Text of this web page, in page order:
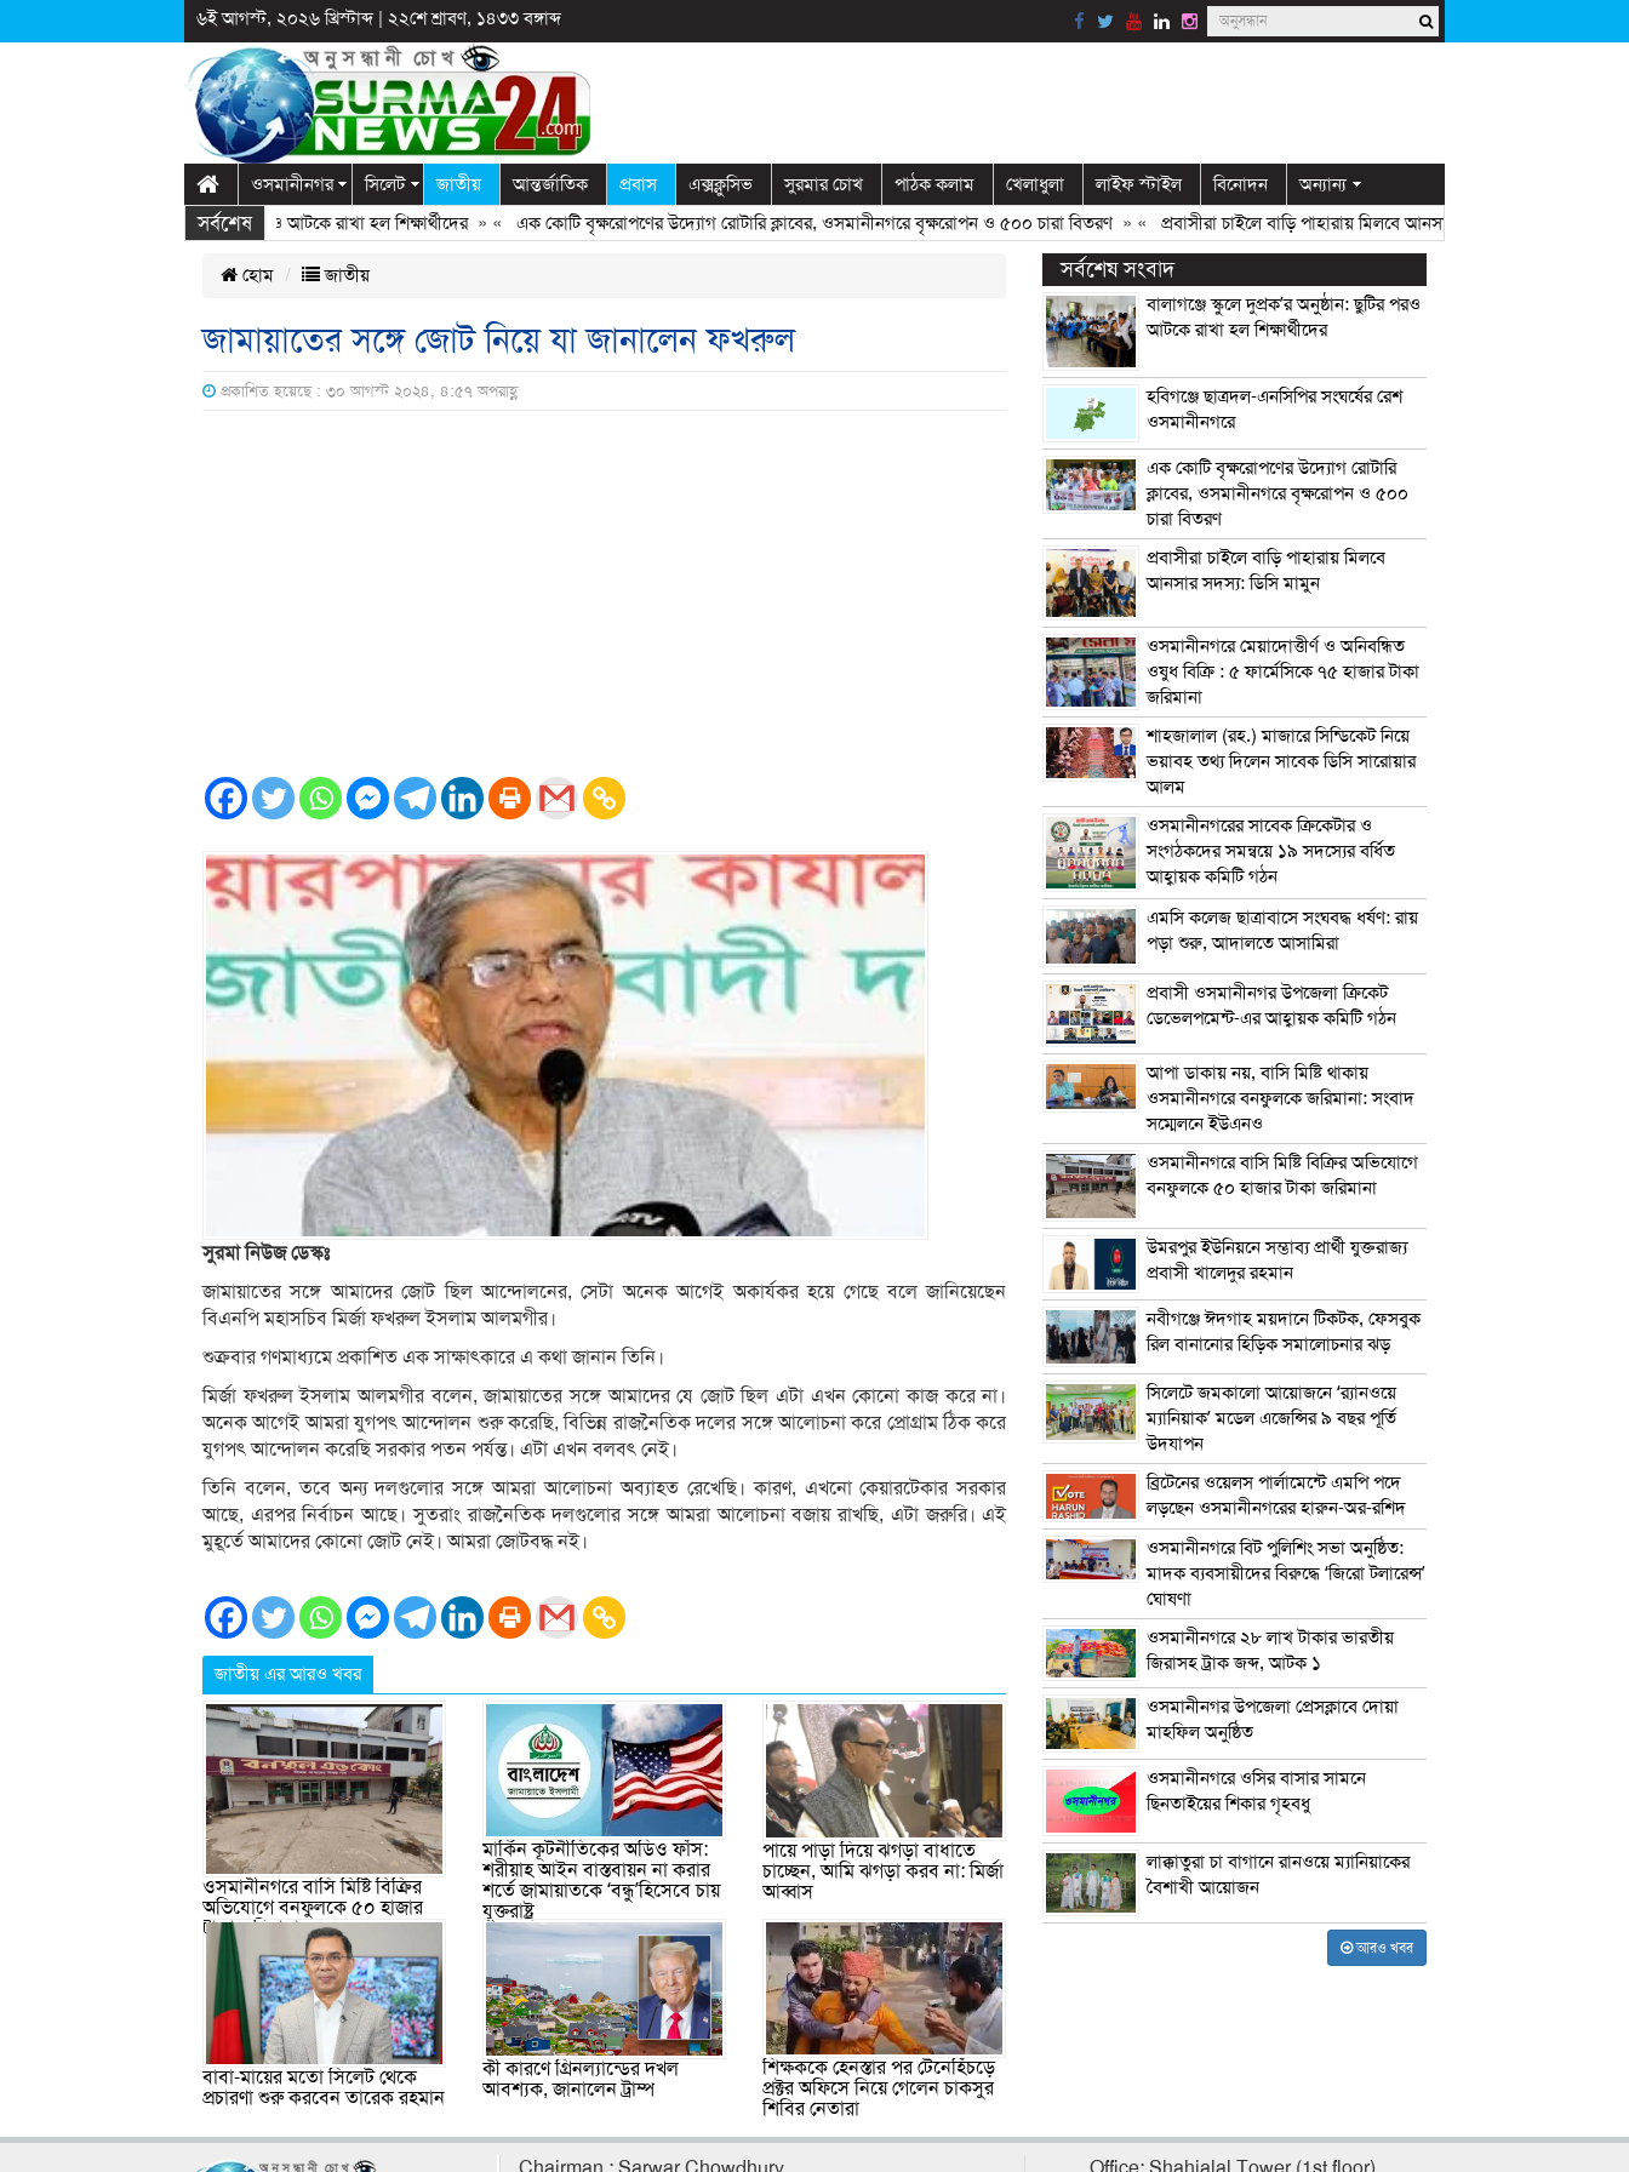
৬ই আগস্ট, ২০২৬ খ্রিস্টাব্দ| ২২শে শ্রাবণ, ১৪৩৩ বঙ্গাব্দ
ওসমানীনগর সিলেট জাতীয় আন্তর্জাতিক প্রবাস এক্সক্লুসিভ সুরমার চোখ পাঠক কলাম খেলাধুলা লাইফ স্টাইল বিনোদন অন্যান্য
সর্বশেষ
স্কুলে দুপ্রক’র অনুষ্ঠান: ছুটির পরও আটকে রাখা হল শিক্ষার্থীদের» «এক কোটি বৃক্ষরোপণের উদ্যোগ রোটারি ক্লাবের, ওসমানীনগরে বৃক্ষরোপন ও ৫০০ চারা বিতরণ» «প্রবাসীরা চাইলে বাড়ি পাহারায় মিলবে আনসার সদস্য: ডিসি মামুন
হোম জাতীয়
জামায়াতের সঙ্গে জোট নিয়ে যা জানালেন ফখরুল
প্রকাশিত হয়েছে : ৩০ আগস্ট ২০২৪, ৪:৫৭ অপরাহ্ণ
সুরমা নিউজ ডেস্কঃ
জামায়াতের সঙ্গে আমাদের জোট ছিল আন্দোলনের, সেটা অনেক আগেই অকার্যকর হয়ে গেছে বলে জানিয়েছেন
বিএনপি মহাসচিব মির্জা ফখরুল ইসলাম আলমগীর।
শুক্রবার গণমাধ্যমে প্রকাশিত এক সাক্ষাৎকারে এ কথা জানান তিনি।
মির্জা ফখরুল ইসলাম আলমগীর বলেন, জামায়াতের সঙ্গে আমাদের যে জোট ছিল এটা এখন কোনো কাজ করে না।
অনেক আগেই আমরা যুগপৎ আন্দোলন শুরু করেছি, বিভিন্ন রাজনৈতিক দলের সঙ্গে আলোচনা করে প্রোগ্রাম ঠিক করে
যুগপৎ আন্দোলন করেছি সরকার পতন পর্যন্ত। এটা এখন বলবৎ নেই।
তিনি বলেন, তবে অন্য দলগুলোর সঙ্গে আমরা আলোচনা অব্যাহত রেখেছি। কারণ, এখনো কেয়ারটেকার সরকার
আছে, এরপর নির্বাচন আছে। সুতরাং রাজনৈতিক দলগুলোর সঙ্গে আমরা আলোচনা বজায় রাখছি, এটা জরুরি। এই
মুহূর্তে আমাদের কোনো জোট নেই। আমরা জোটবদ্ধ নই।
জাতীয় এর আরও খবর
ওসমানীনগরে বাসি মিষ্টি বিক্রির
অভিযোগে বনফুলকে ৫০ হাজার
টাকা জরিমানা
মার্কিন কূটনীতিকের অডিও ফাঁস:
শরীয়াহ আইন বাস্তবায়ন না করার
শর্তে জামায়াতকে ‘বন্ধু’হিসেবে চায়
যুক্তরাষ্ট্র
পায়ে পাড়া দিয়ে ঝগড়া বাধাতে
চাচ্ছেন, আমি ঝগড়া করব না: মির্জা
আব্বাস
বাবা-মায়ের মতো সিলেট থেকে
প্রচারণা শুরু করবেন তারেক রহমান
কী কারণে গ্রিনল্যান্ডের দখল
আবশ্যক, জানালেন ট্রাম্প
শিক্ষককে হেনস্তার পর টেনেহিঁচড়ে
প্রক্টর অফিসে নিয়ে গেলেন চাকসুর
শিবির নেতারা
সর্বশেষ সংবাদ
বালাগঞ্জে স্কুলে দুপ্রক’র অনুষ্ঠান: ছুটির পরও
আটকে রাখা হল শিক্ষার্থীদের
হবিগঞ্জে ছাত্রদল-এনসিপির সংঘর্ষের রেশ
ওসমানীনগরে
এক কোটি বৃক্ষরোপণের উদ্যোগ রোটারি
ক্লাবের, ওসমানীনগরে বৃক্ষরোপন ও ৫০০
চারা বিতরণ
প্রবাসীরা চাইলে বাড়ি পাহারায় মিলবে
আনসার সদস্য: ডিসি মামুন
ওসমানীনগরে মেয়াদোত্তীর্ণ ও অনিবন্ধিত
ওষুধ বিক্রি : ৫ ফার্মেসিকে ৭৫ হাজার টাকা
জরিমানা
শাহজালাল (রহ.) মাজারে সিন্ডিকেট নিয়ে
ভয়াবহ তথ্য দিলেন সাবেক ডিসি সারোয়ার
আলম
ওসমানীনগরের সাবেক ক্রিকেটার ও
সংগঠকদের সমন্বয়ে ১৯ সদস্যের বর্ধিত
আহ্বায়ক কমিটি গঠন
এম‌সি কলেজ ছাত্রাবাসে সংঘবদ্ধ ধর্ষণ: রায়
পড়া শুরু, আদালতে আসামিরা
প্রবাসী ওসমানীনগর উপজেলা ক্রিকেট
ডেভেলপমেন্ট-এর আহ্বায়ক কমিটি গঠন
আপা ডাকায় নয়, বাসি মিষ্টি থাকায়
ওসমানীনগরে বনফুলকে জরিমানা: সংবাদ
সম্মেলনে ইউএনও
ওসমানীনগরে বাসি মিষ্টি বিক্রির অভিযোগে
বনফুলকে ৫০ হাজার টাকা জরিমানা
উমরপুর ইউনিয়নে সম্ভাব্য প্রার্থী যুক্তরাজ্য
প্রবাসী খালেদুর রহমান
নবীগঞ্জে ঈদগাহ ময়দানে টিকটক, ফেসবুক
রিল বানানোর হিড়িক সমালোচনার ঝড়
সিলেটে জমকালো আয়োজনে ‘র‍্যানওয়ে
ম্যানিয়াক’ মডেল এজেন্সির ৯ বছর পূর্তি
উদযাপন
ব্রিটেনের ওয়েলস পার্লামেন্টে এমপি পদে
লড়ছেন ওসমানীনগরের হারুন-অর-রশিদ
ওসমানীনগরে বিট পুলিশিং সভা অনুষ্ঠিত:
মাদক ব্যবসায়ীদের বিরুদ্ধে ‘জিরো টলারেন্স’
ঘোষণা
ওসমানীনগরে ২৮ লাখ টাকার ভারতীয়
জিরাসহ ট্রাক জব্দ, আটক ১
ওসমানীনগর উপজেলা প্রেসক্লাবে দোয়া
মাহফিল অনুষ্ঠিত
ওসমানীনগরে ওসির বাসার সামনে
ছিনতাইয়ের শিকার গৃহবধু
লাক্কাতুরা চা বাগানে রানওয়ে ম্যানিয়াকের
বৈশাখী আয়োজন
আরও খবর